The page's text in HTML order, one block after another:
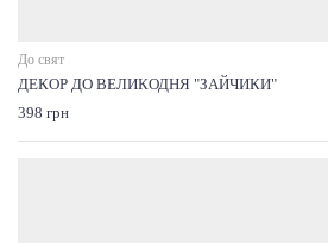
До свят
ДЕКОР ДО ВЕЛИКОДНЯ "ЗАЙЧИКИ"
398 грн